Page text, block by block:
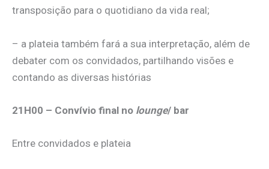
transposição para o quotidiano da vida real;
– a plateia também fará a sua interpretação, além de
debater com os convidados, partilhando visões e
contando as diversas histórias
21H00 – Convívio final no lounge/ bar
Entre convidados e plateia